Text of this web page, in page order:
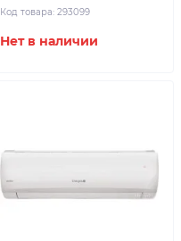
Код товара: 293099
Нет в наличии